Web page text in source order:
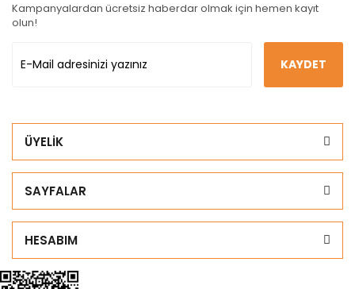
Kampanyalardan ücretsiz haberdar olmak için hemen kayıt
olun!
KAYDET
ÜYELİK
SAYFALAR
HESABIM